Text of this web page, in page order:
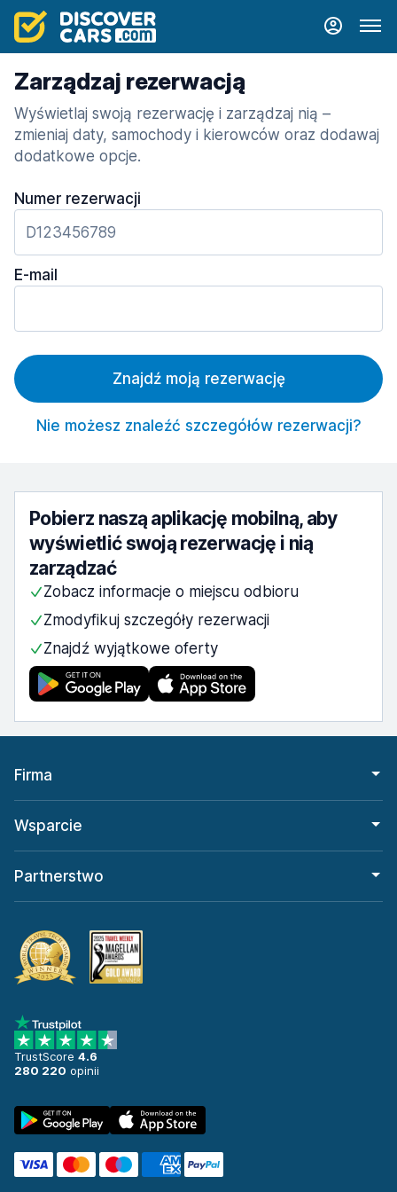
Zarządzaj rezerwacją
Wyświetlaj swoją rezerwację i zarządzaj nią –
zmieniaj daty, samochody i kierowców oraz dodawaj
dodatkowe opcje.
Numer rezerwacji
E-mail
Nie możesz znaleźć szczegółów rezerwacji?
Znajdź moją rezerwację
Pobierz naszą aplikację mobilną, aby
wyświetlić swoją rezerwację i nią
zarządzać
Zobacz informacje o miejscu odbioru
Zmodyfikuj szczegóły rezerwacji
Znajdź wyjątkowe oferty
Firma
Wsparcie
Partnerstwo
TrustScore 4.6
280 220 opinii